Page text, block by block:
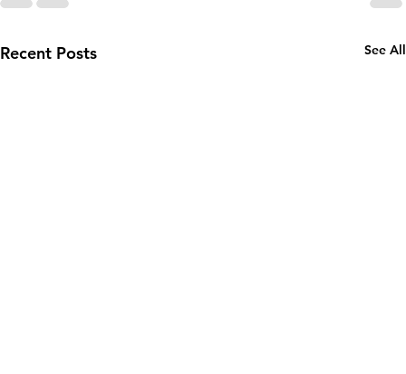
Recent Posts See All